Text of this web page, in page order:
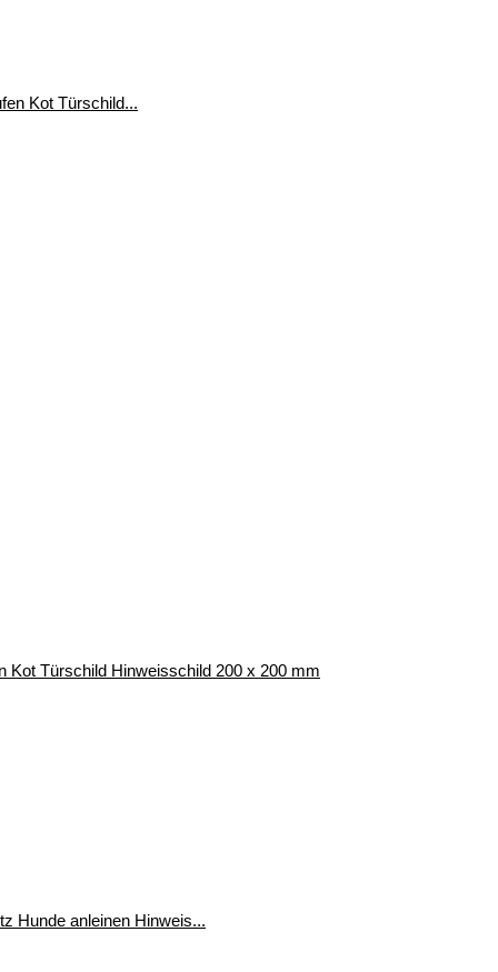
Kot Türschild Hinweisschild 200 x 200 mm